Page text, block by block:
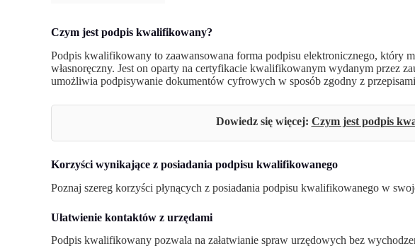
Czym jest podpis kwalifikowany?
Podpis kwalifikowany to zaawansowana forma podpisu elektronicznego, który
własnoręczny. Jest on oparty na certyfikacie kwalifikowanym wydanym przez
umożliwia podpisywanie dokumentów cyfrowych w sposób zgodny z
Dowiedz się więcej: Czym jest podpis
Korzyści wynikające z posiadania podpisu kwalifikowanego
Poznaj szereg korzyści płynących z posiadania podpisu kwalifikowanego w
Ułatwienie kontaktów z urzędami
Podpis kwalifikowany pozwala na załatwianie spraw urzędowych bez